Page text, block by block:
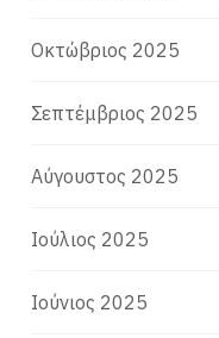
Οκτώβριος 2025
Σεπτέμβριος 2025
Αύγουστος 2025
Ιούλιος 2025
Ιούνιος 2025